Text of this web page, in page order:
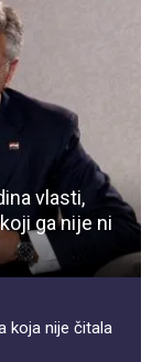
vlasti,
ga nije ni
koja nije čitala